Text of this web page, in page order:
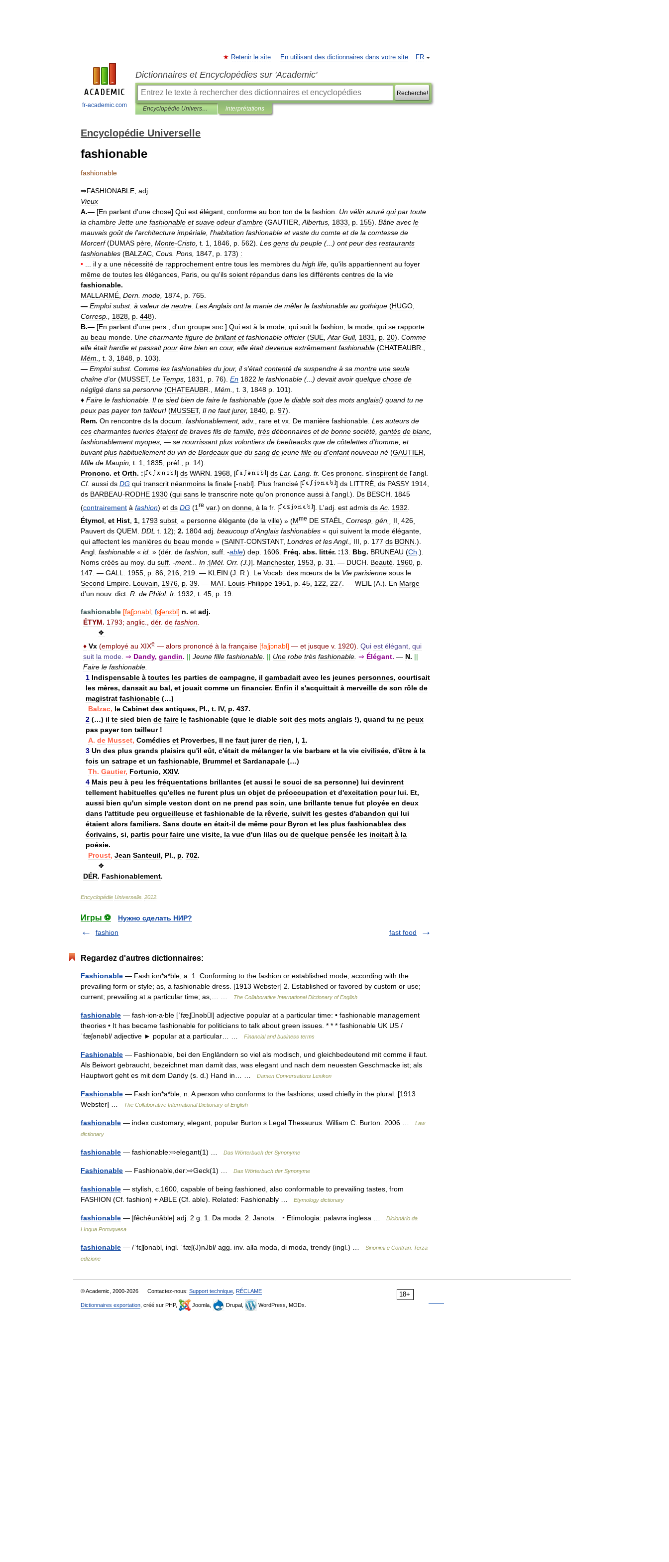
fr-academic.com
FR
Retenir le site En utilisant des dictionnaires dans votre site
Dictionnaires et Encyclopédies sur 'Academic'
Recherche!
Encyclopédie Universelle interprétations
Encyclopédie Universelle
fashionable
fashionable
⇒FASHIONABLE adj
Vieux
A.— [En parlant d'une chose] Qui est élégant conforme au bon ton de la fashion Un vélin azuré qui par toute
la chambre Jette une fashionable et suave odeur d'ambre (GAUTIER Albertus 1833 p 155). Bâtie avec le
mauvais goût de l'architecture impériale l'habitation fashionable et vaste du comte et de la comtesse de
Morcerf (DUMAS père Monte-Cristo t 1 1846 p 562). Les gens du peuple (...) ont peur des restaurants
fashionables (BALZAC Cous Pons 1847 p 173) :
•
il y a une nécessité de rapprochement entre tous les membres du high life qu'ils appartiennent au foyer
même de toutes les élégances Paris ou qu'ils soient répandus dans les différents centres de la vie
fashionable.
MALLARMÉ Dern mode 1874 p 765
— Emploi subst. à valeur de neutre LesAnglais ont la manie de mêler le fashionable au gothique (HUGO
Corresp
1828 p 448).
B.— [En parlant d'une pers d'un groupe soc .] Qui est à la mode qui suit la fashion la mode; qui se rapporte
au beau monde Une charmante figure de brillant et fashionable officier (SUE Atar Gull, 1831 p 20). Comme
elle était hardie et passait pour être bien en cour, elle était devenue extrêmement fashionable (CHATEAUBR
Mém
t 3 1848 p 103).
— Emploi subst. Comme les fashionables du jour, il s'était contenté de suspendre à sa montre une seule
chaîne d'or (MUSSET, Le Temps 1831 p 76). En 1822 le fashionable (...) devait avoir quelque chose de
négligé dans sa personne (CHATEAUBR Mém t 3 1848 p 101).
♦ Faire le fashionable Il te sied bien de faire le fashionable (que le diable soit des mots anglais!) quand tu ne
peux pas payer ton tailleur! (MUSSET, Il ne faut jurer, 1840 p 97).
Rem. On rencontre ds la docum fashionablement, adv., rare et vx De manière fashionable Les auteurs de
ces charmantes tueries étaient de braves fils de famille très débonnaires et de bonne société gantés de blanc
fashionablement myopes , — se nourrissant plus volontiers de beefteacks que de côtelettes d'homme et
buvant plus habituellement du vin de Bordeaux que du sang de jeune fille ou d'enfant nouveau né (GAUTIER
Mlle de Maupin t 1 1835 préf p 14).
Prononc. et Orth. :[ ] ds WARN 1968 , [ ] ds Lar. Lang fr. Ces prononc s'inspirent de l'angl
Cf. aussi ds DG qui transcrit néanmoins la finale [-nabl]. Plus francisé [ ] ds LITTRÉ ds PASSY 1914
ds BARBEAU-RODHE 1930 (qui sans le transcrire note qu'on prononce aussi à l'angl .). Ds BESCH
1845
(contrairement à fashion) et ds DG (1 re var.) on donne à la fr. [ ]. L 'adj est admis ds Ac 1932
Étymol. et Hist. 1. 1793 subst . « personne élégante (de la ville) » (Mme DE STAËL Corresp gén II 426
Pauvert ds QUEM. DDL t. 12); 2. 1804 adj. beaucoup d'Anglais fashionables « qui suivent la mode élégante,
qui affectent les manières du beau monde » (SAINT-CONSTANT, Londres et lesAngl., III, p. 177 ds BONN.).
Angl. fashionable « id. » (dér. de fashion, suff. -able) dep. 1606. Fréq. abs. littér. :13. Bbg. BRUNEAU (Ch.).
Noms créés au moy. du suff. -ment... In :[Mél. Orr. (J.)]. Manchester, 1953, p. 31. — DUCH. Beauté. 1960, p.
147. — GALL. 1955, p. 86, 216, 219. — KLEIN (J. R.). Le Vocab. des mœurs de la Vie parisienne sous le
Second Empire. Louvain, 1976, p. 39. — MAT. Louis-Philippe 1951, p. 45, 122, 227. — WEIL(A.). En Marge
d'un nouv. dict. R. de Philol. fr. 1932, t. 45, p. 19.
fashionable [faʃjɔnabl; fɛʃənɛbl] n. et adj.
ÉTYM. 1793; anglic., dér. de fashion.
❖
♦ Vx (employé au XIXe — alors prononcé à la française [faʃjɔnabl] — et jusque v. 1920). Qui est élégant qui
suit la mode ⇒ Dandy, gandin. || Jeune fille fashionable || Une robe très fashionable ⇒ Élégant. — N. ||
Faire le fashionable
1 Indispensable à toutes les parties de campagne, il gambadait avec les jeunes personnes, courtisait
les mères, dansait au bal, et jouait comme un financier. Enfin il s'acquittait à merveille de son rôle de
magistrat fashionable (…)
Balzac, le Cabinet des antiques, Pl., t. IV, p. 437.
2 (…) il te sied bien de faire le fashionable (que le diable soit des mots anglais !), quand tu ne peux
pas payer ton tailleur!
A. de Musset, Comédies et Proverbes, Il ne faut jurer de rien, I, 1.
3 Un des plus grands plaisirs qu'il eût, c'était de mélanger la vie barbare et la vie civilisée, d'être à la
fois un satrape et un fashionable, Brummel et Sardanapale (…)
Th. Gautier, Fortunio, XXIV.
4 Mais peu à peu les fréquentations brillantes (et aussi le souci de sa personne) lui devinrent
tellement habituelles qu'elles ne furent plus un objet de préoccupation et d'excitation pour lui. Et,
aussi bien qu'un simple veston dont on ne prend pas soin, une brillante tenue fut ployée en deux
dans l'attitude peu orgueilleuse et fashionable de la rêverie, suivit les gestes d'abandon qui lui
étaient alors familiers. Sans doute en était-il de même pour Byron et les plus fashionables des
écrivains, si, partis pour faire une visite, la vue d'un lilas ou de quelque pensée les incitait à la
poésie.
Proust, Jean Santeuil, Pl., p. 702.
❖
DÉR. Fashionablement.
Encyclopédie Universelle 2012
Игры ⚽
Нужно сделать НИР?
fashion
fast food
Regardez d'autres dictionnaires:
Fashionable — Fash ion*a*ble, a. 1. Conforming to the fashion or established mode; according with the
prevailing form or style; as, a fashionable dress. [1913 Webster] 2. Established or favored by custom or use;
current; prevailing at a particular time; as,… …
The Collaborative International Dictionary of English
fashionable — fash‧ion‧a‧ble [ˈfæʆnəbl] adjective popular at a particular time: • fashionable management
theories • It has became fashionable for politicians to talk about green issues. * * * fashionable UK US /
ˈfæʃənəbl/ adjective ► popular at a particular… …
Financial and business terms
Fashionable — Fashionable, bei den Engländern so viel als modisch, und gleichbedeutend mit comme il faut.
Als Beiwort gebraucht, bezeichnet man damit das, was elegant und nach dem neuesten Geschmacke ist; als
Hauptwort geht es mit dem Dandy (s. d.) Hand in… …
Damen Conversations Lexikon
Fashionable — Fash ion*a*ble, n. A person who conforms to the fashions; used chiefly in the plural. [1913
Webster] …
The Collaborative International Dictionary of English
fashionable — index customary, elegant, popular Burton s Legal Thesaurus. William C. Burton. 2006 …
Law
dictionary
fashionable — fashionable:⇨elegant(1) … Das Wörterbuch der Synonyme
Fashionable — Fashionable,der:⇨Geck(1) … Das Wörterbuch der Synonyme
fashionable — stylish, c.1600, capable of being fashioned, also conformable to prevailing tastes, from
FASHION (Cf. fashion) + ABLE (Cf. able). Related: Fashionably …
Etymology dictionary
fashionable — |fêchêunâble| adj. 2 g. 1. Da moda. 2. Janota. ‣ Etimologia: palavra inglesa …
Dicionário da
Língua Portuguesa
fashionable — /ˈfɛʃʃonabl, ingl. ˈfæʃ(J)nJbl/ agg. inv. alla moda, di moda, trendy (ingl.) …
Sinonimi e Contrari. Terza
edizione
18+
© Academic, 2000-2026 Contactez-nous: Support technique RÉCLAME
Dictionnaires exportation , créé sur PHP, Joomla, Drupal, WordPress, MODx.